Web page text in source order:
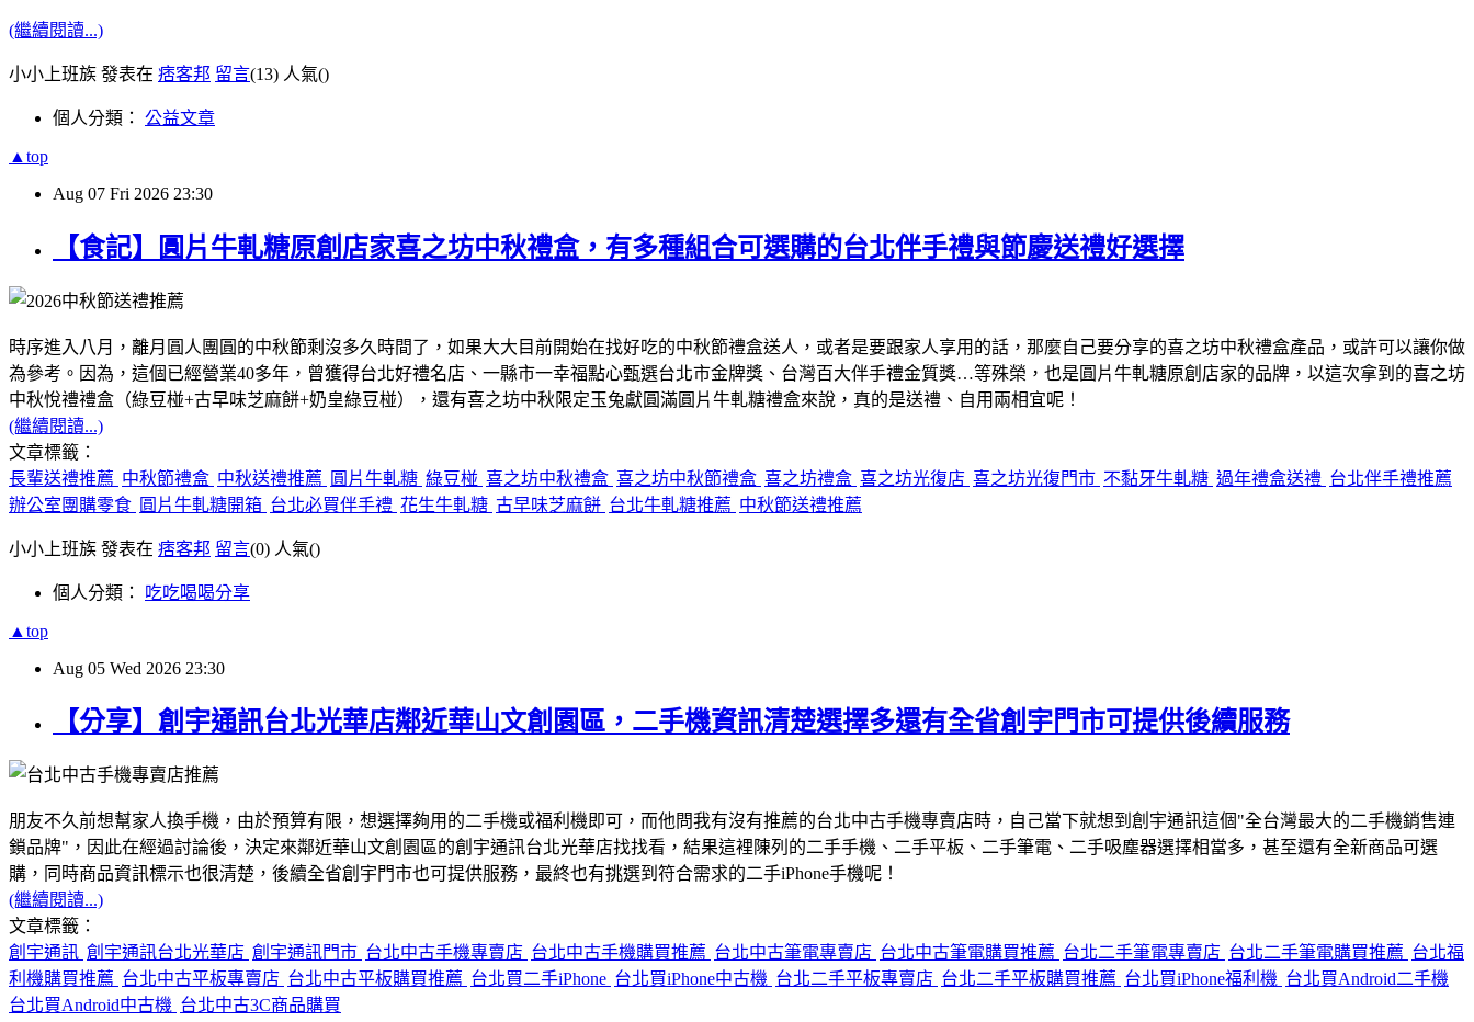
(繼續閱讀...)
小小上班族 發表在 痞客邦 留言(13) 人氣()
個人分類： 公益文章
▲top
Aug 07 Fri 2026 23:30
【食記】圓片牛軋糖原創店家喜之坊中秋禮盒，有多種組合可選購的台北伴手禮與節慶送禮好選擇
時序進入八月，離月圓人團圓的中秋節剩沒多久時間了，如果大大目前開始在找好吃的中秋節禮盒送人，或者是要跟家人享用的話，那麼自己要分享的喜之坊中秋禮盒產品，或許可以讓你做
為參考。因為，這個已經營業40多年，曾獲得台北好禮名店、一縣市一幸福點心甄選台北市金牌獎、台灣百大伴手禮金質獎…等殊榮，也是圓片牛軋糖原創店家的品牌，以這次拿到的喜之坊
中秋悅禮禮盒（綠豆椪+古早味芝麻餅+奶皇綠豆椪），還有喜之坊中秋限定玉兔獻圓滿圓片牛軋糖禮盒來說，真的是送禮、自用兩相宜呢！
(繼續閱讀...)
文章標籤：
長輩送禮推薦 中秋節禮盒 中秋送禮推薦 圓片牛軋糖 綠豆椪 喜之坊中秋禮盒 喜之坊中秋節禮盒 喜之坊禮盒 喜之坊光復店 喜之坊光復門市 不黏牙牛軋糖 過年禮盒送禮 台北伴手禮推薦
辦公室團購零食 圓片牛軋糖開箱 台北必買伴手禮 花生牛軋糖 古早味芝麻餅 台北牛軋糖推薦 中秋節送禮推薦
小小上班族 發表在 痞客邦 留言(0) 人氣()
個人分類： 吃吃喝喝分享
▲top
Aug 05 Wed 2026 23:30
【分享】創宇通訊台北光華店鄰近華山文創園區，二手機資訊清楚選擇多還有全省創宇門市可提供後續服務
朋友不久前想幫家人換手機，由於預算有限，想選擇夠用的二手機或福利機即可，而他問我有沒有推薦的台北中古手機專賣店時，自己當下就想到創宇通訊這個"全台灣最大的二手機銷售連
鎖品牌"，因此在經過討論後，決定來鄰近華山文創園區的創宇通訊台北光華店找找看，結果這裡陳列的二手手機、二手平板、二手筆電、二手吸塵器選擇相當多，甚至還有全新商品可選
購，同時商品資訊標示也很清楚，後續全省創宇門市也可提供服務，最終也有挑選到符合需求的二手iPhone手機呢！
(繼續閱讀...)
文章標籤：
創宇通訊 創宇通訊台北光華店 創宇通訊門市 台北中古手機專賣店 台北中古手機購買推薦 台北中古筆電專賣店 台北中古筆電購買推薦 台北二手筆電專賣店 台北二手筆電購買推薦 台北福
利機購買推薦 台北中古平板專賣店 台北中古平板購買推薦 台北買二手iPhone 台北買iPhone中古機 台北二手平板專賣店 台北二手平板購買推薦 台北買iPhone福利機 台北買Android二手機
台北買Android中古機 台北中古3C商品購買